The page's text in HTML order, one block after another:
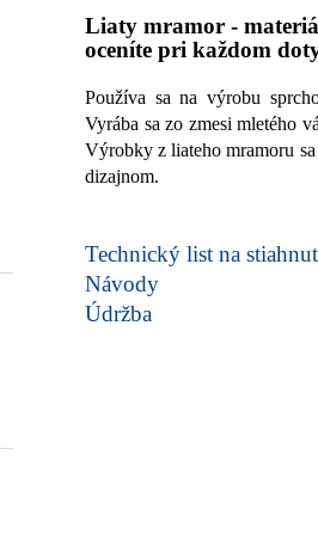
Liaty mramor -
oceníte pri každom
Používa sa na výrobu
Vyrába sa zo zmesi mletého
Výrobky z liateho mramoru
dizajnom.
Technický list na
Návody
Údržba